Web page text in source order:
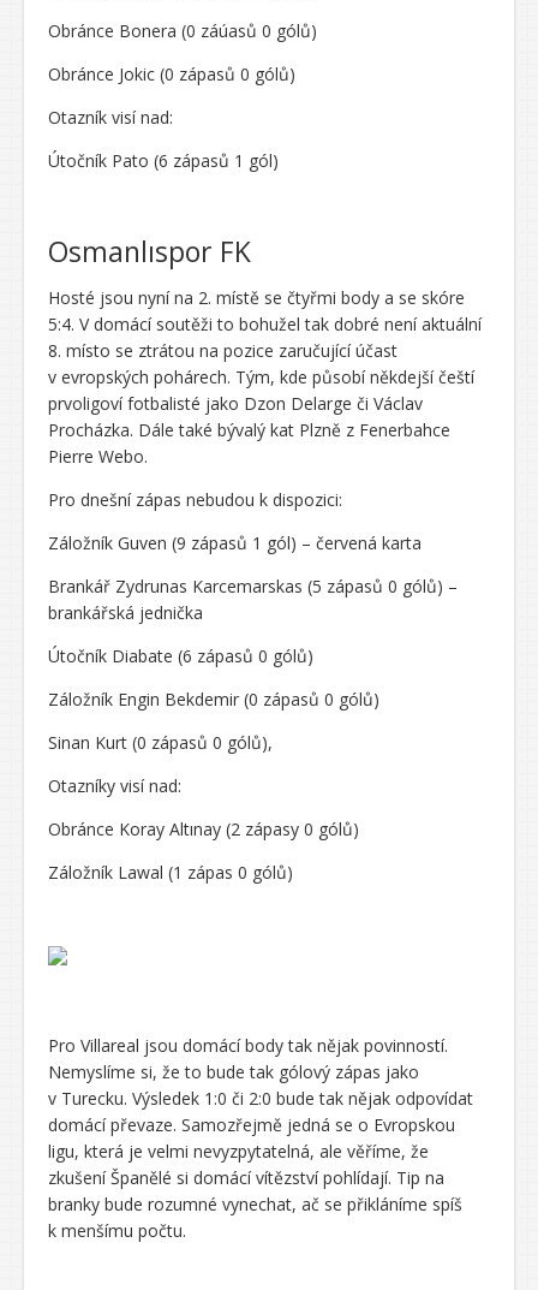
Obránce Bonera (0 záúasů 0 gólů)
Obránce Jokic (0 zápasů 0 gólů)
Otazník visí nad:
Útočník Pato (6 zápasů 1 gól)
Osmanlıspor FK
Hosté jsou nyní na 2. místě se čtyřmi body a se skóre
5:4. V domácí soutěži to bohužel tak dobré není aktuální
8. místo se ztrátou na pozice zaručující účast
v evropských pohárech. Tým, kde působí někdejší čeští
prvoligoví fotbalisté jako Dzon Delarge či Václav
Procházka. Dále také bývalý kat Plzně z Fenerbahce
Pierre Webo.
Pro dnešní zápas nebudou k dispozici:
Záložník Guven (9 zápasů 1 gól) – červená karta
Brankář Zydrunas Karcemarskas (5 zápasů 0 gólů) –
brankářská jednička
Útočník Diabate (6 zápasů 0 gólů)
Záložník Engin Bekdemir (0 zápasů 0 gólů)
Sinan Kurt (0 zápasů 0 gólů),
Otazníky visí nad:
Obránce Koray Altınay (2 zápasy 0 gólů)
Záložník Lawal (1 zápas 0 gólů)
Pro Villareal jsou domácí body tak nějak povinností.
Nemyslíme si, že to bude tak gólový zápas jako
v Turecku. Výsledek 1:0 či 2:0 bude tak nějak odpovídat
domácí převaze. Samozřejmě jedná se o Evropskou
ligu, která je velmi nevyzpytatelná, ale věříme, že
zkušení Španělé si domácí vítězství pohlídají. Tip na
branky bude rozumné vynechat, ač se přikláníme spíš
k menšímu počtu.